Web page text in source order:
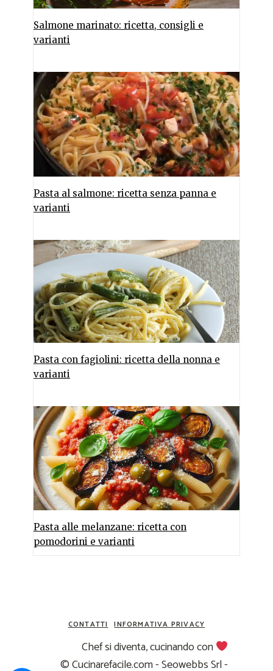
Salmone marinato: ricetta, consigli e
varianti
Pasta al salmone: ricetta senza panna e
varianti
Pasta con fagiolini: ricetta della nonna e
varianti
Pasta alle melanzane: ricetta con
pomodorini e varianti
CONTATTI INFORMATIVA PRIVACY
Chef si diventa, cucinando con
© Cucinarefacile.com - Seowebbs Srl -